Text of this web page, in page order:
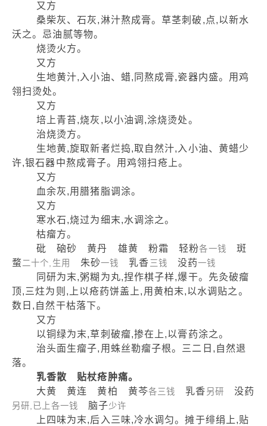
又方
桑柴灰、石灰,淋汁熬成膏。草茎刺破,点,以新水
沃之。忌油腻等物。
烧烫火方。
又方
生地黄汁,入小油、蜡,同熬成膏,瓷器内盛。用鸡
翎扫烫处。
又方
培上青苔,烧灰,以小油调,涂烧烫处。
治烧烫方。
生地黄,旋取新者烂捣,取自然汁,入小油、黄蜡少
许,银石器中熬成膏子。用鸡翎扫疮上。
又方
血余灰,用腊猪脂调涂。
又方
寒水石,烧过为细末,水调涂之。
枯瘤方。
砒 硇砂 黄丹 雄黄 粉霜 轻粉各一钱 斑
蝥二十个,生用 朱砂一钱 乳香三钱 没药一钱
同研为末,粥糊为丸,捏作棋子样,爆干。先灸破瘤
顶,三炷为则,上以疮药饼盖上,用黄柏末,以水调贴之。
数日,自然干枯落下。
又方
以铜绿为末,草刺破瘤,掺在上,以膏药涂之。
治头面生瘤子,用蛛丝勒瘤子根。三二日,自然退
落。
乳香散 贴杖疮肿痛。
大黄 黄连 黄柏 黄芩各三钱 乳香另研 没药
另研,已上各一钱 脑子少许
上四味为末,后入三味,冷水调匀。摊于绯绢上,贴